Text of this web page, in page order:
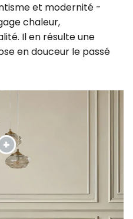
et modernité -
chaleur,
Il en résulte une
en douceur le passé